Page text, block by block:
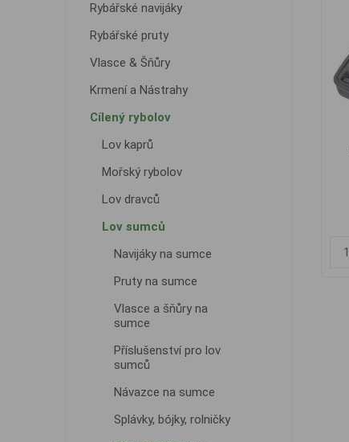
Rybářské navijáky
Rybářské pruty
Vlasce & Šňůry
Krmení a Nástrahy
Cílený rybolov
Lov kaprů
Mořský rybolov
Lov dravců
Lov sumců
Navijáky na sumce
Pruty na sumce
Vlasce a šňůry na
sumce
Příslušenství pro lov
sumců
Návazce na sumce
Splávky, bójky, rolničky